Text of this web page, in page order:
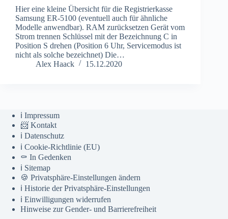
Hier eine kleine Übersicht für die Registrierkasse
Samsung ER-5100 (eventuell auch für ähnliche
Modelle anwendbar). RAM zurücksetzen Gerät vom
Strom trennen Schlüssel mit der Bezeichnung C in
Position S drehen (Position 6 Uhr, Servicemodus ist
nicht als solche bezeichnet) Die…
Alex Haack
15.12.2020
ℹ️ Impressum
📨 Kontakt
ℹ️ Datenschutz
ℹ️ Cookie-Richtlinie (EU)
⚰️ In Gedenken
ℹ️ Sitemap
🍪 Privatsphäre-Einstellungen ändern
ℹ️ Historie der Privatsphäre-Einstellungen
ℹ️ Einwilligungen widerrufen
Hinweise zur Gender- und Barrierefreiheit